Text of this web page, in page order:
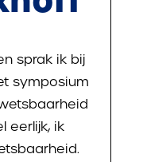
sprak ik bij
symposium
eerlijk, ik